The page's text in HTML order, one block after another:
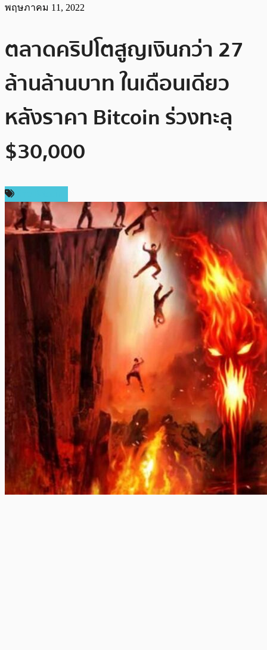
พฤษภาคม 11, 2022
ตลาดคริปโตสูญเงินกว่า 27
ล้านล้านบาท ในเดือนเดียว
หลังราคา Bitcoin ร่วงทะลุ
$30,000